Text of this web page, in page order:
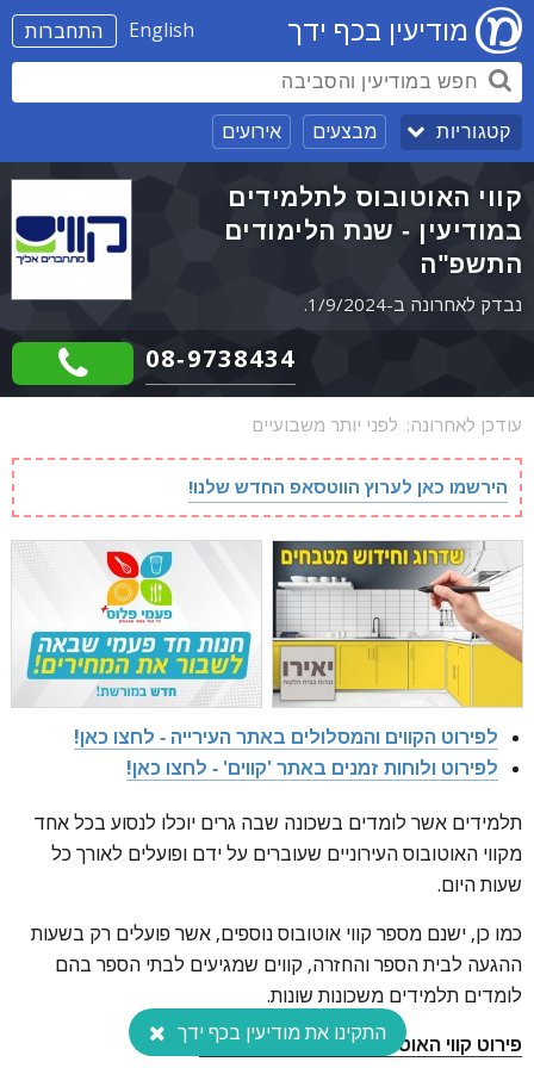
התחברות English מודיעין בכף ידך
קטגוריות מבצעים אירועים
קווי האוטובוס לתלמידים
במודיעין - שנת הלימודים
התשפ"ה
נבדק לאחרונה ב-1/9/2024.
08-9738434
עודכן לאחרונה: לפני יותר משבועיים
הירשמו כאן לערוץ הווטסאפ החדש שלנו!
לפירוט הקווים והמסלולים באתר העירייה - לחצו כאן!
לפירוט ולוחות זמנים באתר 'קווים' - לחצו כאן!
תלמידים אשר לומדים בשכונה שבה גרים יוכלו לנסוע בכל אחד
מקווי האוטובוס העירוניים שעוברים על ידם ופועלים לאורך כל
שעות היום.
כמו כן, ישנם מספר קווי אוטובוס נוספים, אשר פועלים רק בשעות
ההגעה לבית הספר והחזרה, קווים שמגיעים לבתי הספר בהם
לומדים תלמידים משכונות שונות.
פירוט קווי האוטובוס לבתי הספר השונים
התקינו את מודיעין בכף ידך